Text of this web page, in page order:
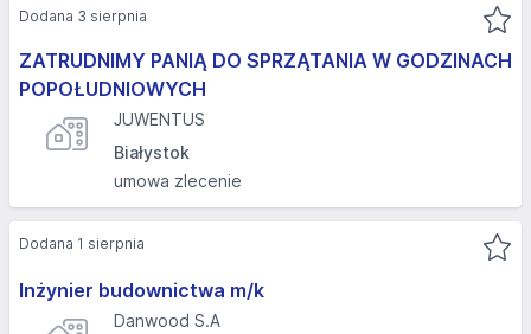
ZATRUDNIMY PANIĄ DO SPRZĄTANIA W GODZINACH
POPOŁUDNIOWYCH
JUWENTUS
Białystok
umowa zlecenie
Dodana 3 sierpnia
Inżynier budownictwa m/k
Danwood S.A
Dodana 1 sierpnia